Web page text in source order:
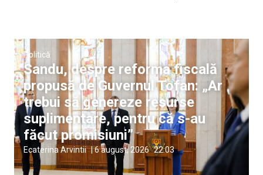
Politică
Sandu, despre reforma fiscală
propusă de Guvernul Tofan: „Ar
trebui să genereze resurse
suplimentare, pentru că s-au
făcut promisiuni”
Ecaterina Arvintii |6 august, 2026 22:03